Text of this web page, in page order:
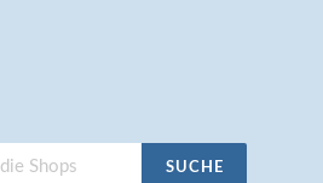
SUCHE